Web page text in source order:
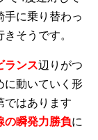
手に乗り替わっ
そうです。
ランス辺りがつ
に動いていく形
ではあります
の瞬発力勝負に